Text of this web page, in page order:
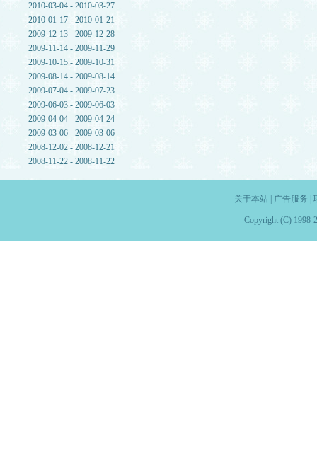
2010-03-04 - 2010-03-27
2010-01-17 - 2010-01-21
2009-12-13 - 2009-12-28
2009-11-14 - 2009-11-29
2009-10-15 - 2009-10-31
2009-08-14 - 2009-08-14
2009-07-04 - 2009-07-23
2009-06-03 - 2009-06-03
2009-04-04 - 2009-04-24
2009-03-06 - 2009-03-06
2008-12-02 - 2008-12-21
2008-11-22 - 2008-11-22
关于本站| 广告服务
Copyright (C) 1998-